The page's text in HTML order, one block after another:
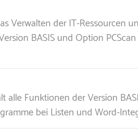
Verwalten der IT-Ressourcen
BASIS und Option
alle Funktionen der Version
bei Listen und Word-